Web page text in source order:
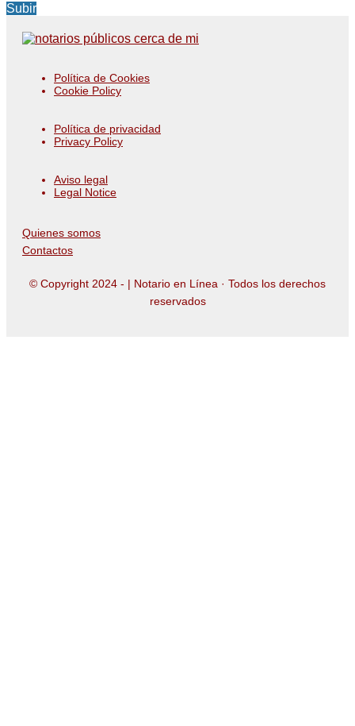
Subir
Política de Cookies
Cookie Policy
Política de privacidad
Privacy Policy
Aviso legal
Legal Notice
Quienes somos
Contactos
© Copyright 2024 - | Notario en Línea · Todos los derechos
reservados